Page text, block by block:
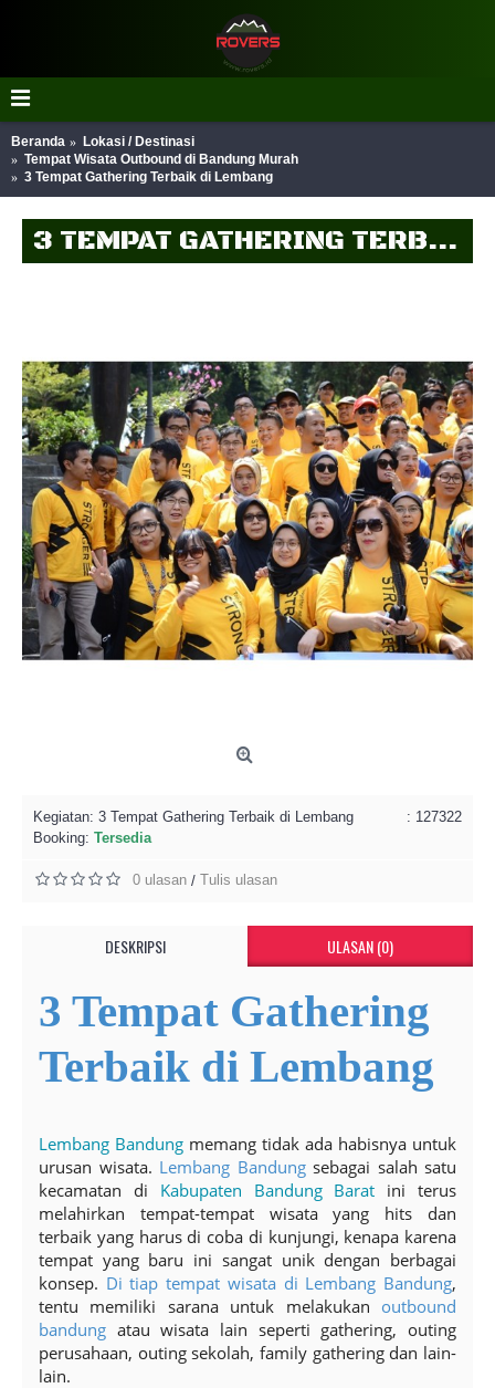
Beranda
Lokasi / Destinasi
Tempat Wisata Outbound di Bandung Murah
3 Tempat Gathering Terbaik di Lembang
3 TEMPAT GATHERING TERBAIK DI LEMBANG
: 127322
Kegiatan: 3 Tempat Gathering Terbaik di Lembang
Booking: Tersedia
0 ulasan / Tulis ulasan
DESKRIPSI ULASAN (0)
3 Tempat Gathering
Terbaik di Lembang
Lembang Bandung memang tidak ada habisnya untuk
urusan wisata. Lembang Bandungsebagai salah satu
kecamatan di Kabupaten Bandung Barat ini terus
melahirkan tempat-tempat wisata yang hits dan
terbaik yang harus di coba di kunjungi, kenapa karena
tempat yang baru ini sangat unik dengan berbagai
konsep. Di tiap tempat wisata di Lembang Bandung,
tentu memiliki sarana untuk melakukan outbound
bandung atau wisata lain seperti gathering, outing
perusahaan, outing sekolah, family gathering dan lain-
lain.